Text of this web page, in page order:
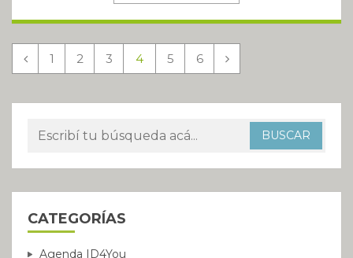
1 2 3 4 5 6
CATEGORÍAS
Agenda ID4You